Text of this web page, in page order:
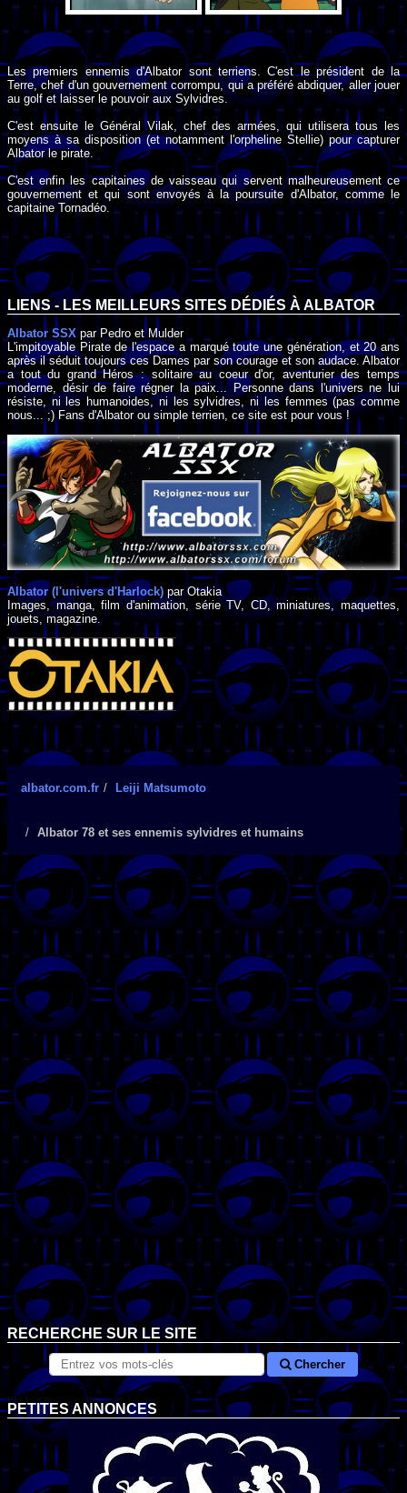
Les premiers ennemis d'Albator sont terriens. C'est le président de la
Terre, chef d'un gouvernement corrompu, qui a préféré abdiquer, aller jouer
au golf et laisser le pouvoir aux Sylvidres.
C'est ensuite le Général Vilak, chef des armées, qui utilisera tous les
moyens à sa disposition (et notamment l'orpheline Stellie) pour capturer
Albator le pirate.
C'est enfin les capitaines de vaisseau qui servent malheureusement ce
gouvernement et qui sont envoyés à la poursuite d'Albator, comme le
capitaine Tornadéo.
LIENS - LES MEILLEURS SITES DÉDIÉS À ALBATOR
Albator SSX par Pedro et Mulder
L'impitoyable Pirate de l'espace a marqué toute une génération, et 20 ans
après il séduit toujours ces Dames par son courage et son audace. Albator
a tout du grand Héros : solitaire au coeur d'or, aventurier des temps
moderne, désir de faire régner la paix... Personne dans l'univers ne lui
résiste, ni les humanoides, ni les sylvidres, ni les femmes (pas comme
nous... ;) Fans d'Albator ou simple terrien, ce site est pour vous !
Albator (l'univers d'Harlock) par Otakia
Images, manga, film d'animation, série TV, CD, miniatures, maquettes,
jouets, magazine.
albator.com.fr Leiji Matsumoto
Albator 78 et ses ennemis sylvidres et humains
RECHERCHE SUR LE SITE
Chercher
PETITES ANNONCES